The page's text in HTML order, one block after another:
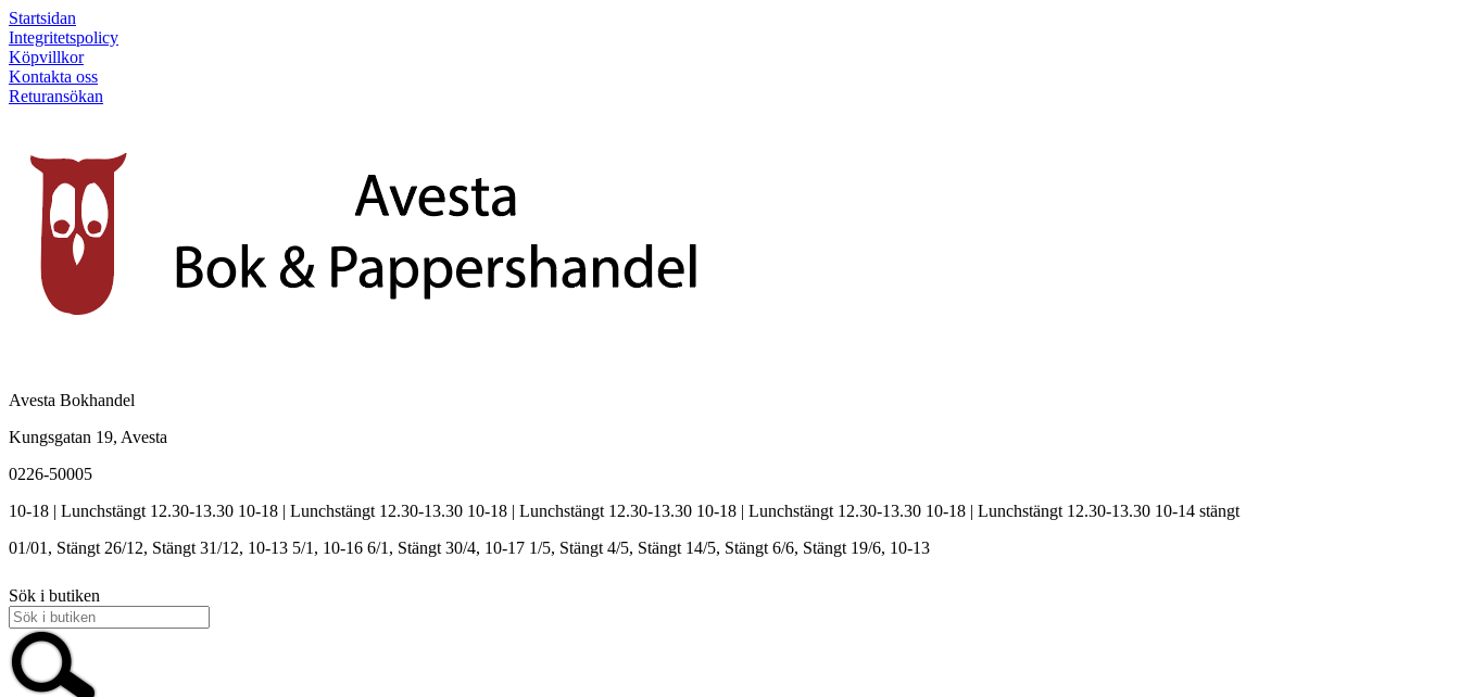
Startsidan
Integritetspolicy
Köpvillkor
Kontakta oss
Returansökan
Avesta Bokhandel
Kungsgatan 19, Avesta
0226-50005
10-18 | Lunchstängt 12.30-13.30 10-18 | Lunchstängt 12.30-13.30 10-18 | Lunchstängt 12.30-13.30 10-18 | Lunchstängt 12.30-13.30 10-18 | Lunchstängt 12.30-13.30 10-14 stängt
01/01, Stängt 26/12, Stängt 31/12, 10-13 5/1, 10-16 6/1, Stängt 30/4, 10-17 1/5, Stängt 4/5, Stängt 14/5, Stängt 6/6, Stängt 19/6, 10-13
Sök i butiken